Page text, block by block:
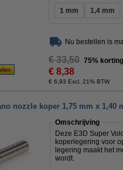
1 mm
1,4 mm
Nu bestellen is
€ 33,50 75%
€ 8,38
€ 6,93 Excl. 21% BTW
nozzle koper 1,75 mm x 1,40
Omschrijving
Deze E3D Super
koperlegering voor
legering maakt het
wordt.